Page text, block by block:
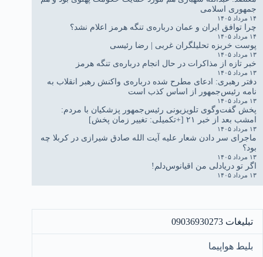
جمهوری اسلامی
۱۴ مرداد ۱۴۰۵
چرا توافق ایران و عمان درباره‌ی تنگه هرمز اعلام نشد؟
۱۴ مرداد ۱۴۰۵
پوست خربزه تحلیلگران غربی | رضا رئیسی
۱۳ مرداد ۱۴۰۵
خبر تازه از مذاکرات در حال انجام درباره‌ی تنگه هرمز
۱۳ مرداد ۱۴۰۵
دفتر رهبری: ادعای مطرح شده درباره‌ی واکنش رهبر انقلاب به
نامه رئیس‌جمهور از اساس کذب است
۱۳ مرداد ۱۴۰۵
پخش گفت‌وگوی تلویزیونی رئیس‌جمهور پزشکیان با مردم:
امشب بعد از خبر ۲۱ [+تکمیلی: تغییر زمان پخش]
۱۳ مرداد ۱۴۰۵
ماجرای سر دادن شعار علیه آیت الله صادق شیرازی در کربلا چه
بود؟
۱۳ مرداد ۱۴۰۵
اگر تو دریادلی من اقیانوس‌دلم!
۱۳ مرداد ۱۴۰۵
تبلیغات 09036930273
بلیط هواپیما